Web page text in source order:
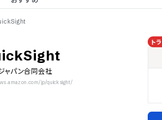
ャパン合同会社
jp/quicksight/
ト